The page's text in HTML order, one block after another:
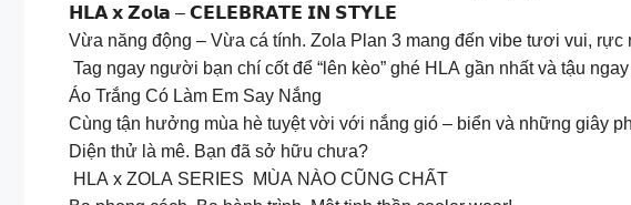
𝗛𝗟𝗔 𝘅 𝗭𝗼𝗹𝗮 – 𝗖𝗘𝗟𝗘𝗕𝗥𝗔𝗧𝗘 𝗜𝗡 𝗦𝗧𝗬𝗟𝗘
Vừa năng động – Vừa cá tính. Zola Plan 3 mang đến vibe tươi vui,
Tag ngay người bạn chí cốt để “lên kèo” ghé HLA gần nhất và tậu
Áo Trắng Có Làm Em Say Nắng ️
Cùng tận hưởng mùa hè tuyệt vời với nắng gió – biển và những giây
Diện thử là mê. Bạn đã sở hữu chưa?
HLA x ZOLA SERIES MÙA NÀO CŨNG CHẤT